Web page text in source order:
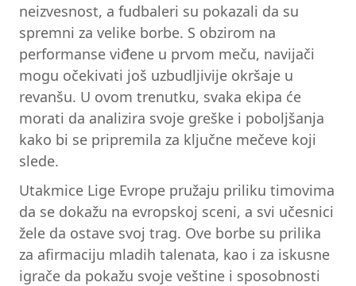
neizvesnost, a fudbaleri su pokazali da su
spremni za velike borbe. S obzirom na
performanse viđene u prvom meču, navijači
mogu očekivati još uzbudljivije okršaje u
revanšu. U ovom trenutku, svaka ekipa će
morati da analizira svoje greške i poboljšanja
kako bi se pripremila za ključne mečeve koji
slede.
Utakmice Lige Evrope pružaju priliku timovima
da se dokažu na evropskoj sceni, a svi učesnici
žele da ostave svoj trag. Ove borbe su prilika
za afirmaciju mladih talenata, kao i za iskusne
igrače da pokažu svoje veštine i sposobnosti